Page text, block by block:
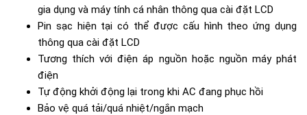
gia dụng và máy tính cá nhân thông qua cài đặt LCD
Pin sạc hiện tại có thể được cấu hình theo ứng dụng
thông qua cài đặt LCD
Tương thích với điện áp nguồn hoặc nguồn máy phát
điện
Tự động khởi động lại trong khi AC đang phục hồi
Bảo vệ quá tải/quá nhiệt/ngắn mạch